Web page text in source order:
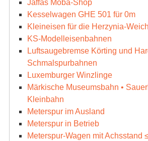
Jaffas Moba-Shop
Kesselwagen GHE 501 für 0m
Kleineisen für die Herzynia-
KS-Modelleisenbahnen
Luftsaugebremse Körting und
Schmalspurbahnen
Luxemburger Winzlinge
Märkische Museumsbahn •
Kleinbahn
Meterspur im Ausland
Meterspur in Betrieb
Meterspur-Wagen mit Achsstand